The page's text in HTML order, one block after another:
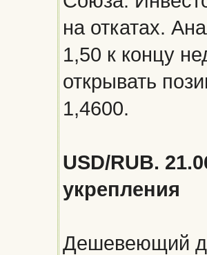
на откатах.
1,50 к концу
открывать
1,4600.
USD/RUB.
укрепления
Дешевеющий